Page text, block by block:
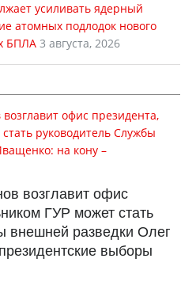
усиливать ядерный
атомных подлодок нового
БПЛА 3 августа, 2026
возглавит офис
ГУР может стать
внешней разведки Олег
выборы